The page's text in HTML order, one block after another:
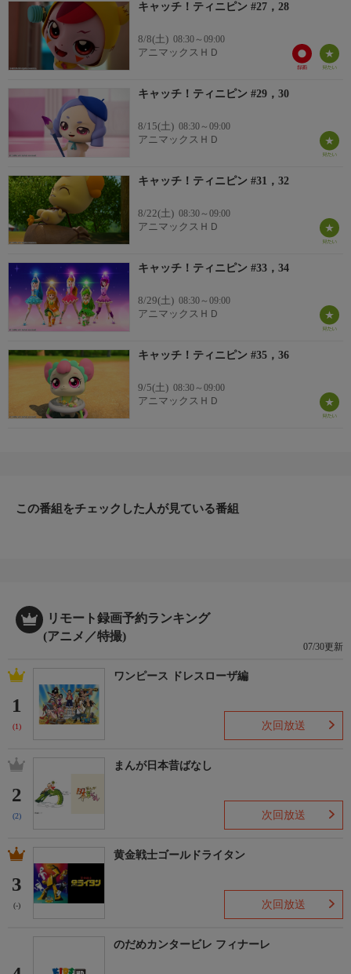
作:2020年/全52話＞
キャッチ！ティニピン #27，28
8/8(土) 08:30～09:00
アニマックスＨＤ
キャッチ！ティニピン #29，30
8/15(土) 08:30～09:00
アニマックスＨＤ
キャッチ！ティニピン #31，32
8/22(土) 08:30～09:00
アニマックスＨＤ
キャッチ！ティニピン #33，34
8/29(土) 08:30～09:00
アニマックスＨＤ
キャッチ！ティニピン #35，36
9/5(土) 08:30～09:00
アニマックスＨＤ
この番組をチェックした人が見ている番組
リモート録画予約ランキング
(アニメ／特撮)
07/30更新
1
(1)
ワンピース ドレスローザ編
次回放送
2
(2)
まんが日本昔ばなし
次回放送
3
(-)
黄金戦士ゴールドライタン
次回放送
のだめカンタービレ フィナーレ